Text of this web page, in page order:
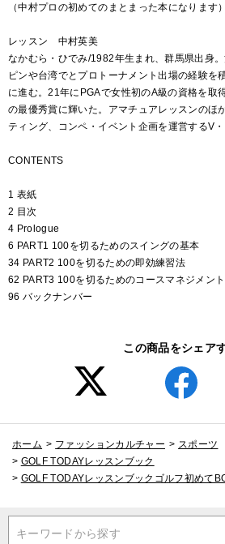
（中村プロの初めてのまとまった本になります）
レッスン 中村英美
なかむら・ひでみ/1982年生まれ、群馬県出身
ピンや台湾でとプロトーナメント出場の経験を
に進む。21年にPGAで女性初のA級の資格を取
の最優秀賞に輝いた。アマチュアレッスンのほ
ティング、コンペ・イベント企画を運営するV・
CONTENTS
1 表紙
2 目次
4 Prologue
6 PART1 100を切るためのスイングの基本
34 PART2 100を切るための即効練習法
62 PART3 100を切るためのコースマネジメント
96 バックナンバー
この商品をシェア
ホーム > ファッションカルチャー > スポーツ
> GOLF TODAYレッスンブック
> GOLF TODAYレッスンブックゴルフ初めて
キーワードから探す